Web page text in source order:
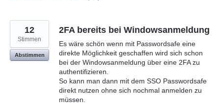
2FA bereits bei Windowsanmeldung
Es wäre schön wenn mit Passwordsafe eine
direkte Möglichkeit geschaffen wird sich schon
bei der Windowsanmeldung über eine 2FA zu
authentifizieren.
So kann man dann mit dem SSO Passwordsafe
direkt nutzen ohne sich nochmal anmelden zu
müssen.
12
Stimmen
Abstimmen